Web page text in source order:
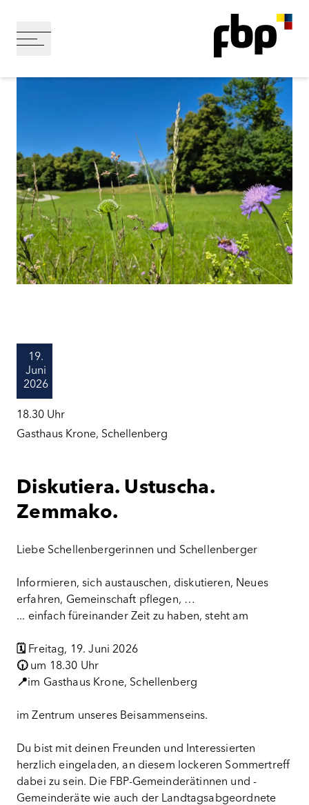
19.
Juni
2026
18.30 Uhr
Gasthaus Krone, Schellenberg
Diskutiera. Ustuscha.
Zemmako.
Liebe Schellenbergerinnen und Schellenberger
Informieren, sich austauschen, diskutieren, Neues
erfahren, Gemeinschaft pflegen, …
... einfach füreinander Zeit zu haben, steht am
🗓️ Freitag, 19. Juni 2026
🕡 um 18.30 Uhr
📍im Gasthaus Krone, Schellenberg
im Zentrum unseres Beisammenseins.
Du bist mit deinen Freunden und Interessierten
herzlich eingeladen, an diesem lockeren Sommertreff
dabei zu sein. Die FBP-Gemeinderätinnen und -
Gemeinderäte wie auch der Landtagsabgeordnete